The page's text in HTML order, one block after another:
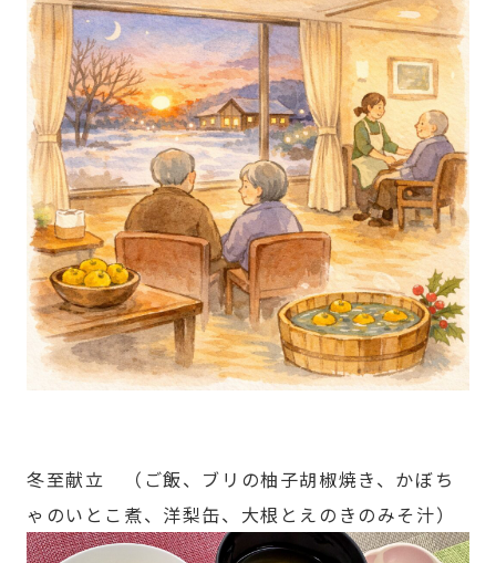
冬至献立 （ご飯、ブリの柚子胡椒焼き、かぼち
ゃのいとこ煮、洋梨缶、大根とえのきのみそ汁）